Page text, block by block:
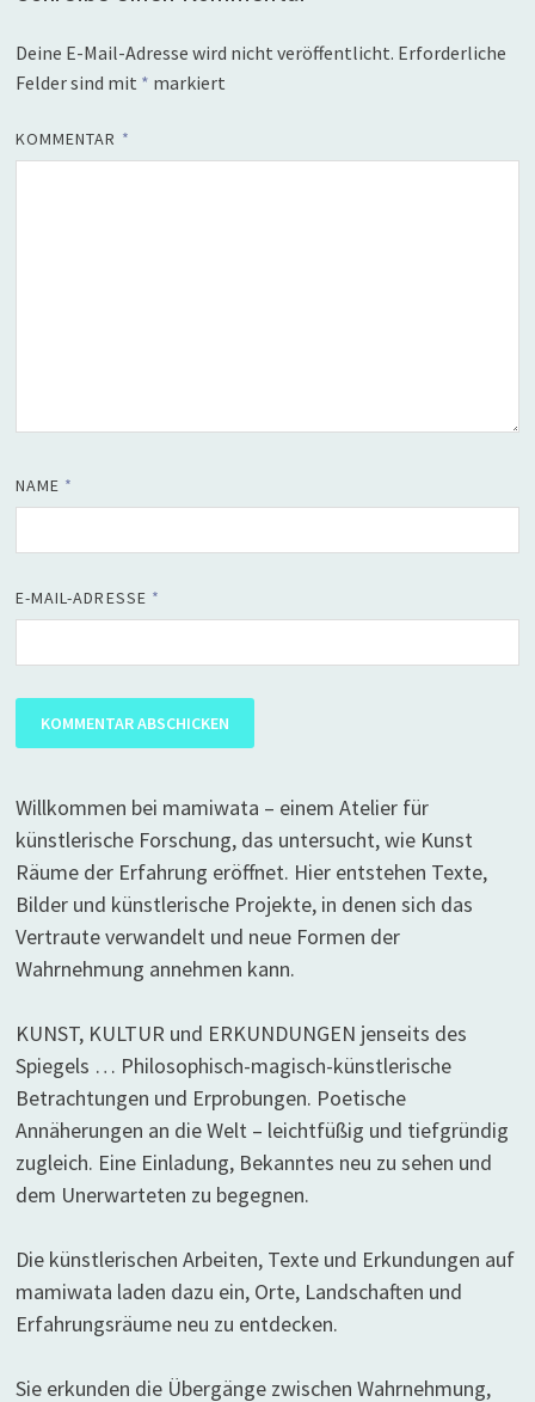
Deine E-Mail-Adresse wird nicht veröffentlicht. Erforderliche
Felder sind mit * markiert
KOMMENTAR *
NAME *
E-MAIL-ADRESSE *
Willkommen bei mamiwata – einem Atelier für
künstlerische Forschung, das untersucht, wie Kunst
Räume der Erfahrung eröffnet. Hier entstehen Texte,
Bilder und künstlerische Projekte, in denen sich das
Vertraute verwandelt und neue Formen der
Wahrnehmung annehmen kann.
KUNST, KULTUR und ERKUNDUNGEN jenseits des
Spiegels … Philosophisch-magisch-künstlerische
Betrachtungen und Erprobungen. Poetische
Annäherungen an die Welt – leichtfüßig und tiefgründig
zugleich. Eine Einladung, Bekanntes neu zu sehen und
dem Unerwarteten zu begegnen.
Die künstlerischen Arbeiten, Texte und Erkundungen auf
mamiwata laden dazu ein, Orte, Landschaften und
Erfahrungsräume neu zu entdecken.
Sie erkunden die Übergänge zwischen Wahrnehmung,